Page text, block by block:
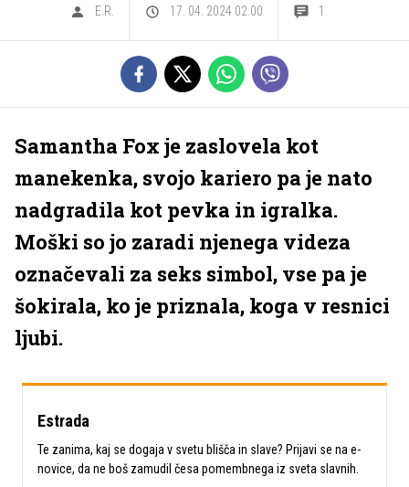
E.R. 17. 04. 2024 02.00 1
Samantha Fox je zaslovela kot
manekenka, svojo kariero pa je nato
nadgradila kot pevka in igralka.
Moški so jo zaradi njenega videza
označevali za seks simbol, vse pa je
šokirala, ko je priznala, koga v resnici
ljubi.
Estrada
Te zanima, kaj se dogaja v svetu blišča in slave? Prijavi se na e-
novice, da ne boš zamudil česa pomembnega iz sveta slavnih.